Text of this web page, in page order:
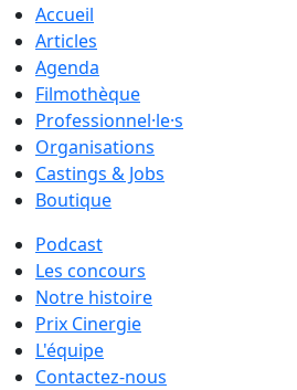
Accueil
Articles
Agenda
Filmothèque
Professionnel·le·s
Organisations
Castings & Jobs
Boutique
Podcast
Les concours
Notre histoire
Prix Cinergie
L'équipe
Contactez-nous